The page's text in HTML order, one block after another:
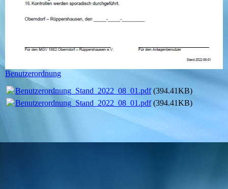
Benutzerordnung
Benutzerordnung_Stand_2022_08_01.pdf(394.41KB)
Benutzerordnung_Stand_2022_08_01.pdf(394.41KB)